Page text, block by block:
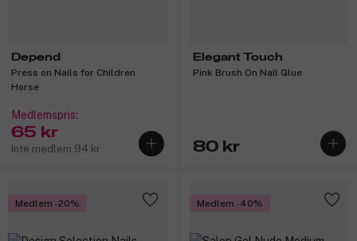
Depend
Press on Nails for Children
Horse
Medlemspris:
65 kr
Inte medlem 94 kr
Elegant Touch
Pink Brush On Nail Glue
80 kr
Medlem -20% Medlem -40%